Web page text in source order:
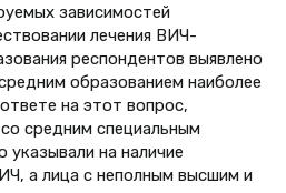
зависимостей
лечения ВИЧ-
респондентов выявлено
образованием наиболее
на этот вопрос,
средним специальным
указывали на наличие
а лица с неполным высшим и